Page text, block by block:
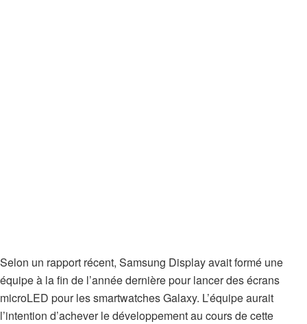
Selon un rapport récent, Samsung Display avait formé une
équipe à la fin de l’année dernière pour lancer des écrans
microLED pour les smartwatches Galaxy. L’équipe aurait
l’intention d’achever le développement au cours de cette